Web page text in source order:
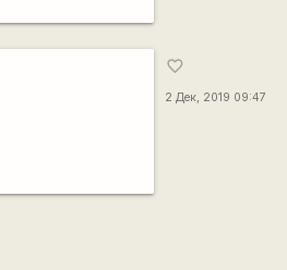
favorite_border
2 Дек, 2019 09:47